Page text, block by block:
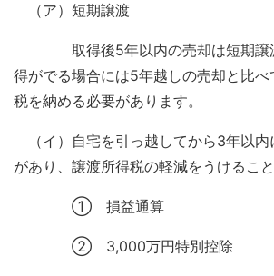
（ア）短期譲渡
取得後5年以内の売却は短期譲渡
得がでる場合には5年越しの売却と比
税を納める必要があります。
（イ）自宅を引っ越してから3年以内
があり、譲渡所得税の軽減をうけること
① 損益通算
② 3,000万円特別控除